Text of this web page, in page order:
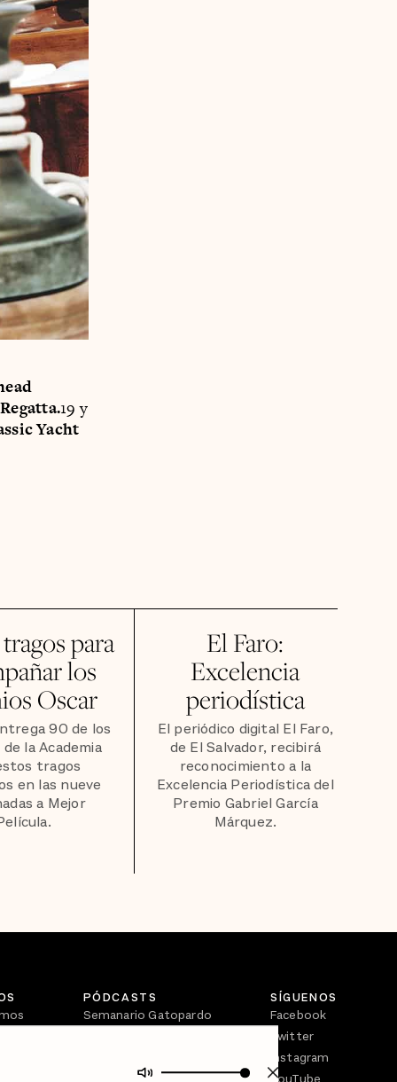
19 y
Yacht
para
los
Oscar
90 de los
la Academia
tragos
en las nueve
a Mejor
El Faro:
Excelencia
periodística
El periódico digital El Faro,
de El Salvador, recibirá
reconocimiento a la
Excelencia Periodística del
Premio Gabriel García
Márquez.
PÓDCASTS
Semanario Gatopardo
SÍGUENOS
Facebook
Twitter
Instagram